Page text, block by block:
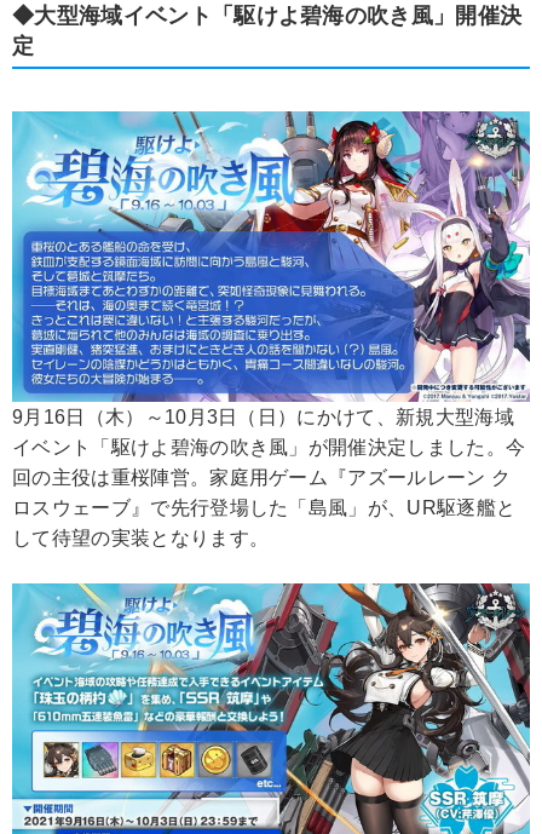
◆大型海域イベント「駆けよ碧海の吹き風」開催決
定
9月16日（木）～10月3日（日）にかけて、新規大型海域
イベント「駆けよ碧海の吹き風」が開催決定しました。今
回の主役は重桜陣営。家庭用ゲーム『アズールレーン ク
ロスウェーブ』で先行登場した「島風」が、UR駆逐艦と
して待望の実装となります。